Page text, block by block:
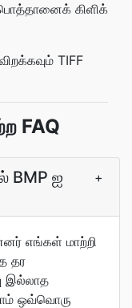
கிளிக்
TIFF
FAQ
BMP ஐ
+
எங்கள் மாற்றி
தர
இல்லாத
ஒவ்வொரு